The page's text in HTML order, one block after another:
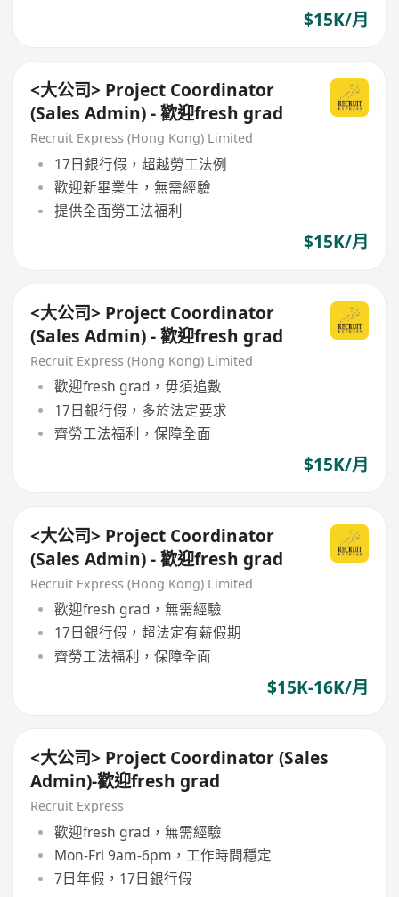
$15K/月
<大公司> Project Coordinator
(Sales Admin) - 歡迎fresh grad
Recruit Express (Hong Kong) Limited
17日銀行假，超越勞工法例
歡迎新畢業生，無需經驗
提供全面勞工法福利
$15K/月
<大公司> Project Coordinator
(Sales Admin) - 歡迎fresh grad
Recruit Express (Hong Kong) Limited
歡迎fresh grad，毋須追數
17日銀行假，多於法定要求
齊勞工法福利，保障全面
$15K/月
<大公司> Project Coordinator
(Sales Admin) - 歡迎fresh grad
Recruit Express (Hong Kong) Limited
歡迎fresh grad，無需經驗
17日銀行假，超法定有薪假期
齊勞工法福利，保障全面
$15K-16K/月
<大公司> Project Coordinator (Sales
Admin)-歡迎fresh grad
Recruit Express
歡迎fresh grad，無需經驗
Mon-Fri 9am-6pm，工作時間穩定
7日年假，17日銀行假